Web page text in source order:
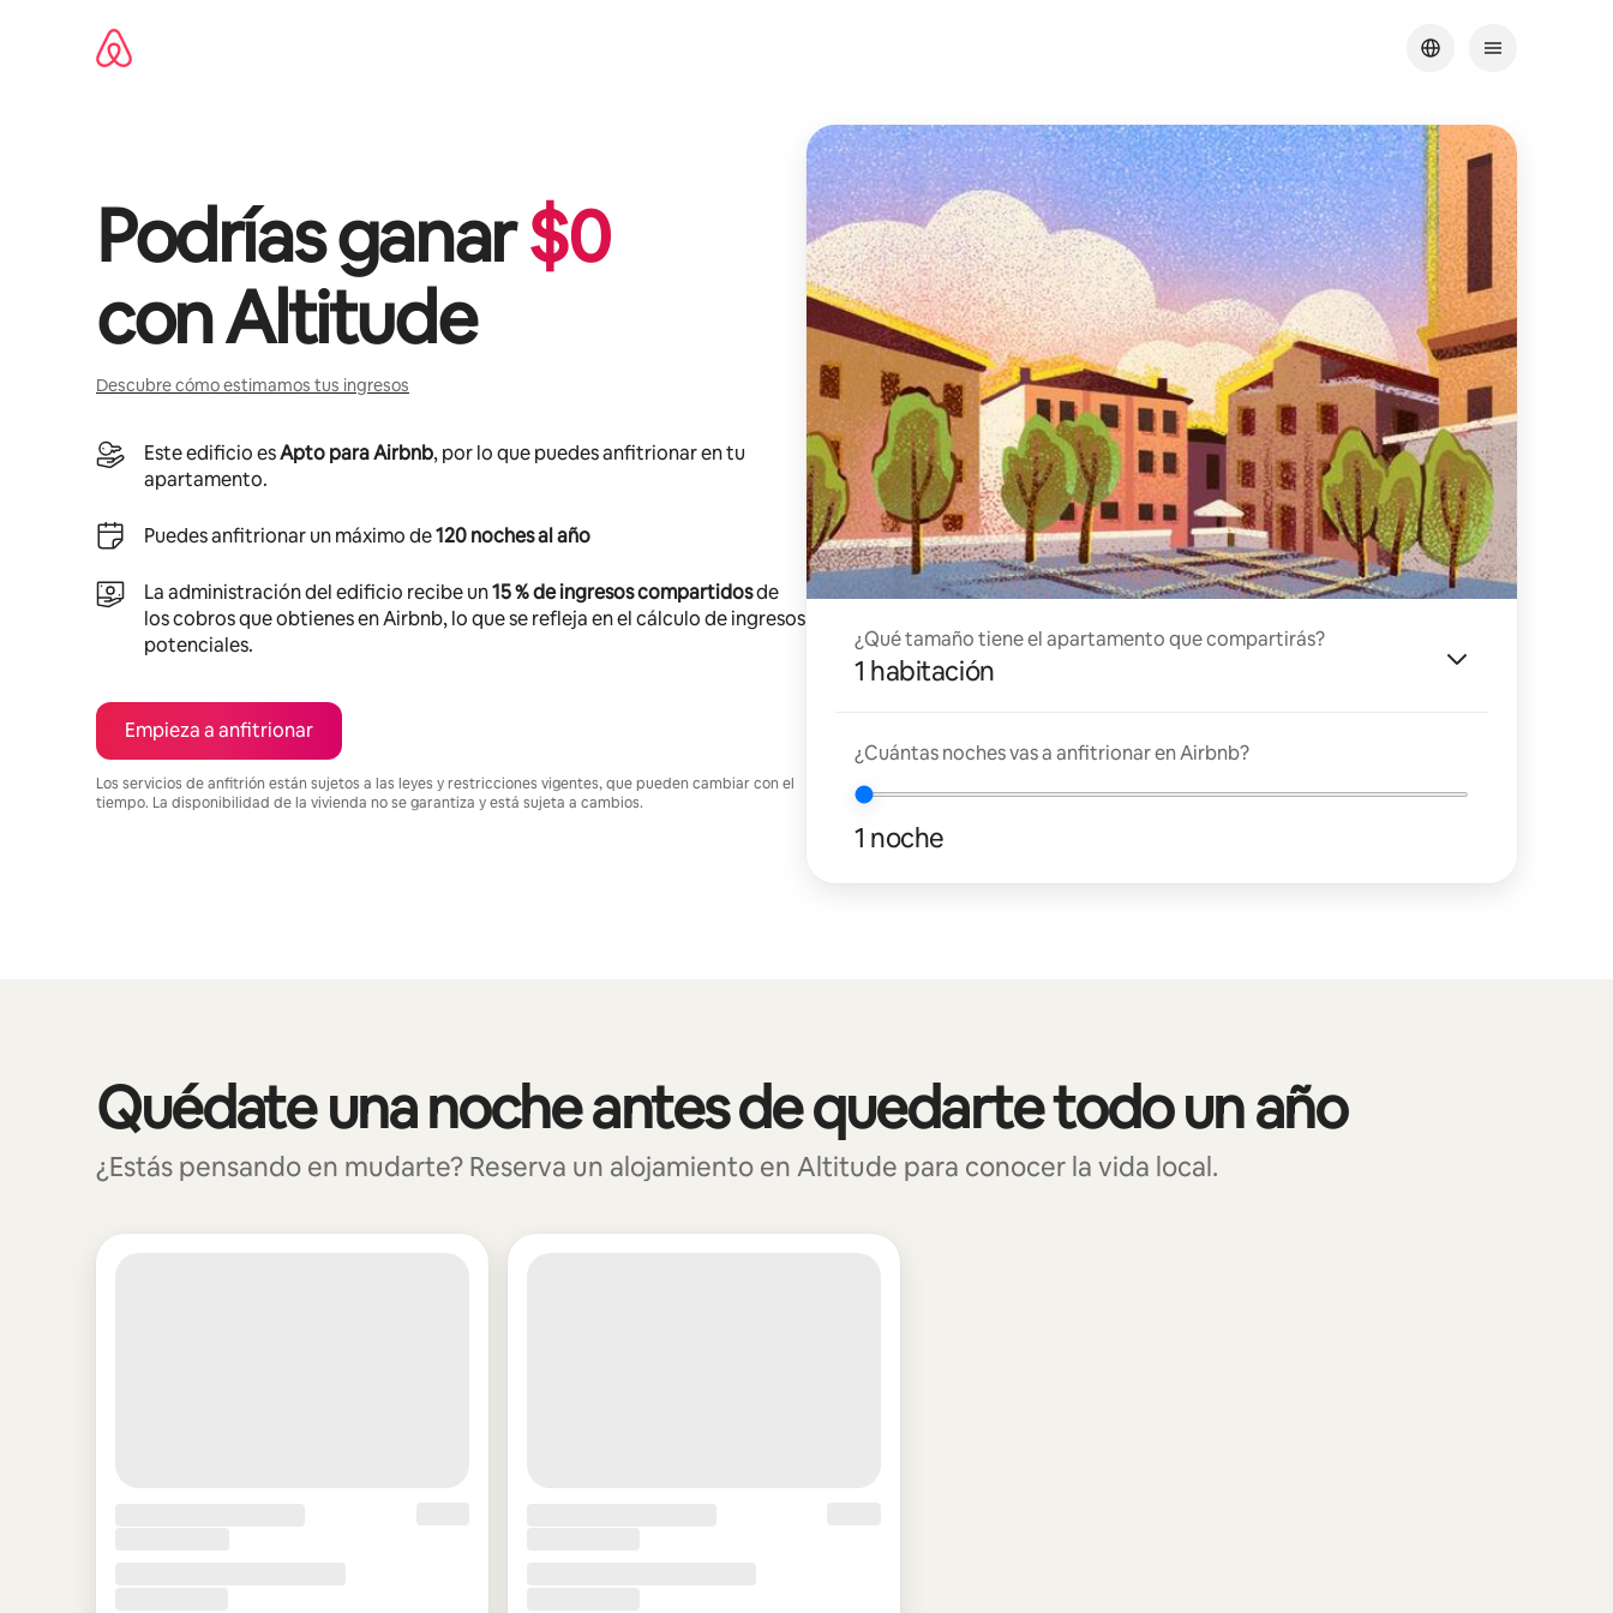
Podrías ganar$0
conAltitude
Descubre cómo estimamos tus ingresos
Este edificio esApto para Airbnb, por lo que puedes anfitrionar en tu
apartamento.
Puedes anfitrionar un máximo de120 noches al año
La administración del edificio recibe un15 % de ingresos compartidosde
los cobros que obtienes en Airbnb, lo que se refleja en el cálculo de ingresos
potenciales.
Empieza a anfitrionar
Los servicios de anfitrión están sujetos a las leyes y restricciones vigentes, que pueden cambiar con el
tiempo. La disponibilidad de la vivienda no se garantiza y está sujeta a cambios.
¿Qué tamaño tiene el apartamento que compartirás?
1 habitación
¿Cuántas noches vas a anfitrionar en Airbnb?
1 noche
Quédate una noche antes de quedarte todo un año
¿Estás pensando en mudarte? Reserva un alojamiento en Altitude para conocer la vida local.
Se muestran0 de 0 elementos